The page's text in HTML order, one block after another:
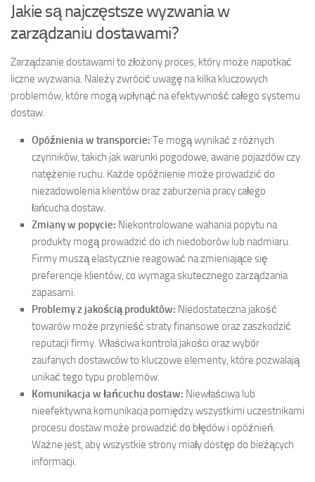
Jakie są najczęstsze wyzwania w
zarządzaniu dostawami?
Zarządzanie dostawami to złożony proces, który może napotkać
liczne wyzwania. Należy zwrócić uwagę na kilka kluczowych
problemów, które mogą wpłynąć na efektywność całego systemu
dostaw.
Opóźnienia w transporcie: Te mogą wynikać z różnych
czynników, takich jak warunki pogodowe, awarie pojazdów czy
natężenie ruchu. Każde opóźnienie może prowadzić do
niezadowolenia klientów oraz zaburzenia pracy całego
łańcucha dostaw.
Zmiany w popycie: Niekontrolowane wahania popytu na
produkty mogą prowadzić do ich niedoborów lub nadmiaru.
Firmy muszą elastycznie reagować na zmieniające się
preferencje klientów, co wymaga skutecznego zarządzania
zapasami.
Problemy z jakością produktów: Niedostateczna jakość
towarów może przynieść straty finansowe oraz zaszkodzić
reputacji firmy. Właściwa kontrola jakości oraz wybór
zaufanych dostawców to kluczowe elementy, które pozwalają
unikać tego typu problemów.
Komunikacja w łańcuchu dostaw: Niewłaściwa lub
nieefektywna komunikacja pomiędzy wszystkimi uczestnikami
procesu dostaw może prowadzić do błędów i opóźnień.
Ważne jest, aby wszystkie strony miały dostęp do bieżących
informacji.